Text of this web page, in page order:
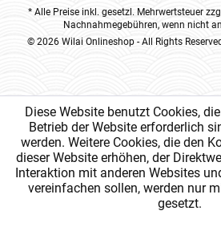
* Alle Preise inkl. gesetzl. Mehrwertsteuer
Nachnahmegebühren, wenn nicht
© 2026 Wilai Onlineshop - All Rights
Diese Website benutzt Cookies,
Betrieb der Website erforderlich
werden. Weitere Cookies, die den
dieser Website erhöhen, der
Interaktion mit anderen Websites
vereinfachen sollen, werden nur
gesetzt.